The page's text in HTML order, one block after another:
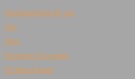
Aménagement de van
Van
Vans
Fourgon d’occasion
Technical sheet